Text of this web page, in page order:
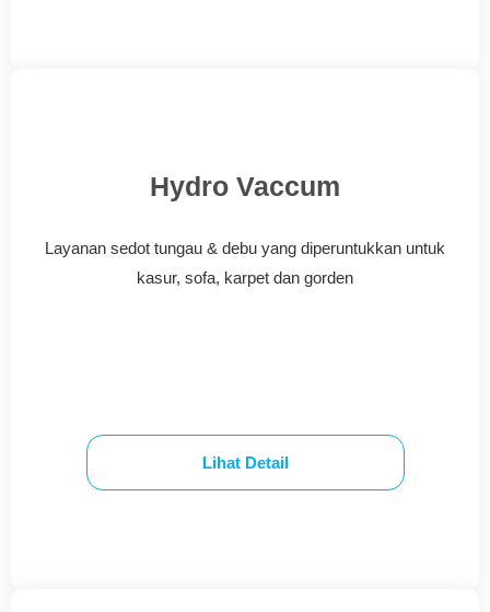
Hydro Vaccum
Layanan sedot tungau & debu yang diperuntukkan untuk
kasur, sofa, karpet dan gorden
Lihat Detail